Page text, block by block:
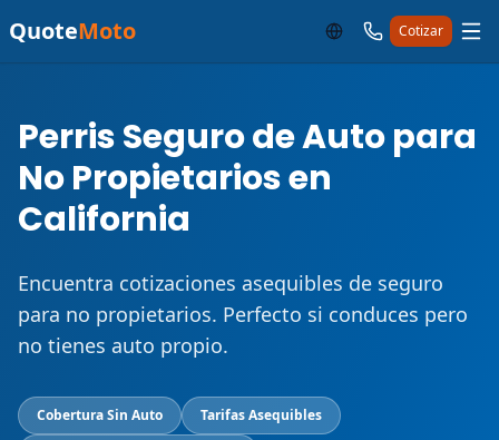
QuoteMoto Cotizar
Perris Seguro de Auto para
No Propietarios en
California
Encuentra cotizaciones asequibles de seguro
para no propietarios. Perfecto si conduces pero
no tienes auto propio.
Cobertura Sin Auto
Tarifas Asequibles